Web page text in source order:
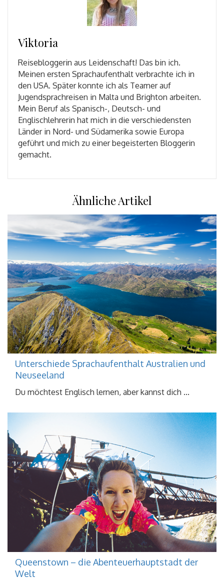
Viktoria
Reisebloggerin aus Leidenschaft! Das bin ich.
Meinen ersten Sprachaufenthalt verbrachte ich in
den USA. Später konnte ich als Teamer auf
Jugendsprachreisen in Malta und Brighton arbeiten.
Mein Beruf als Spanisch-, Deutsch- und
Englischlehrerin hat mich in die verschiedensten
Länder in Nord- und Südamerika sowie Europa
geführt und mich zu einer begeisterten Bloggerin
gemacht.
Ähnliche Artikel
Unterschiede Sprachaufenthalt Australien und
Neuseeland
Du möchtest Englisch lernen, aber kannst dich ...
Queenstown – die Abenteuerhauptstadt der
Welt